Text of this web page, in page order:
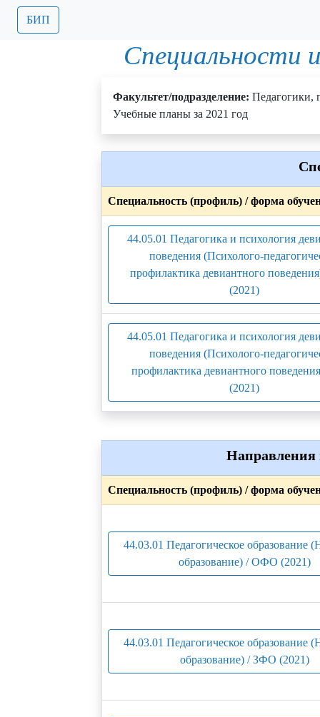
БИП
Специальности
Факультет/подразделение: Педагогики,
Учебные планы за 2021 год
Специальность (профиль) / форма
44.05.01 Педагогика и психология
поведения (Психолого-
профилактика девиантного
(2021)
44.05.01 Педагогика и психология
поведения (Психолого-
профилактика девиантного
(2021)
Направления
Специальность (профиль) / форма
44.03.01 Педагогическое образование
образование) / ОФО (2021)
44.03.01 Педагогическое образование
образование) / ЗФО (2021)